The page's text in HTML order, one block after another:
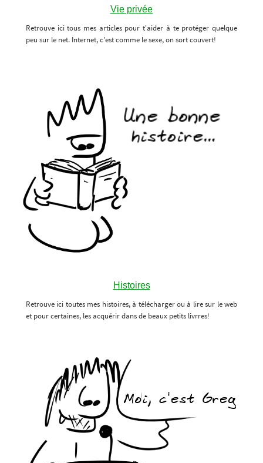
Vie privée
Retrouve ici tous mes articles pour t'aider à te protéger quelque
peu sur le net. Internet, c'est comme le sexe, on sort couvert!
Histoires
Retrouve ici toutes mes histoires, à télécharger ou à lire sur le web
et pour certaines, les acquérir dans de beaux petits livrres!